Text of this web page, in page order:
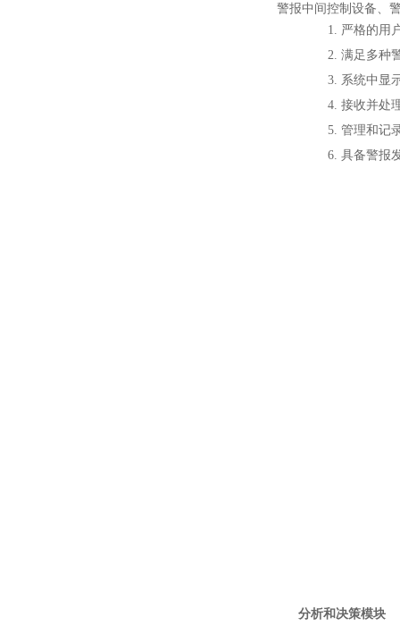
警报中间控制设备、
1.
严格的用
2. 满足多种
3.
系统中显
4. 接收并处
5. 管理和记
6. 具备警报
分析和决策模块